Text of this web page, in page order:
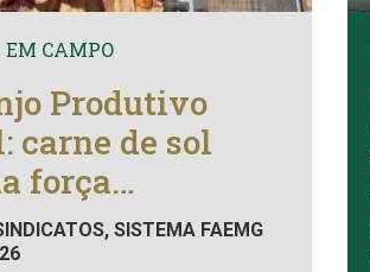
CAMPO
Produtivo
carne de sol
força
SISTEMA FAEMG